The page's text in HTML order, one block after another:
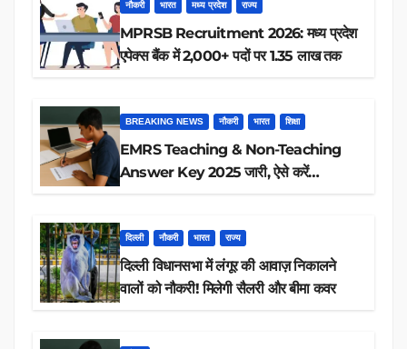
नौकरी भारत मध्य प्रदेश राज्य
MPRSB Recruitment 2026: मध्य प्रदेश
एपेक्स बैंक में 2,000+ पदों पर 1.35 लाख तक
BREAKING NEWS नौकरी भारत शिक्षा
EMRS Teaching & Non-Teaching
Answer Key 2025 जारी, ऐसे करें
दिल्ली नौकरी भारत राज्य
दिल्ली विधानसभा में लंगूर की आवाज़ निकालने
वालों को नौकरी! मिलेगी सैलरी और बीमा कवर